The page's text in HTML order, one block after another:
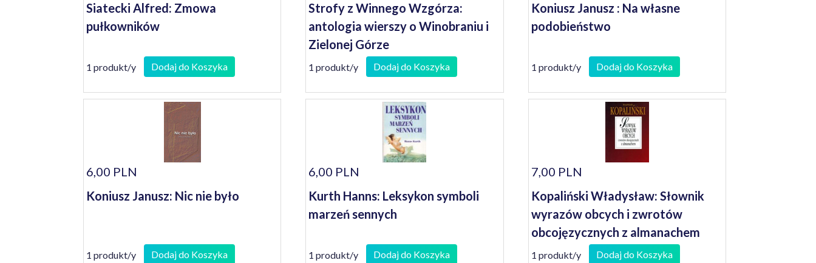
Siatecki Alfred: Zmowa
pułkowników
1 produkt/y Dodaj do Koszyka
Strofy z Winnego Wzgórza:
antologia wierszy o Winobraniu i
Zielonej Górze
1 produkt/y Dodaj do Koszyka
Koniusz Janusz : Na własne
podobieństwo
1 produkt/y Dodaj do Koszyka
6,00 PLN
Koniusz Janusz: Nic nie było
1 produkt/y Dodaj do Koszyka
6,00 PLN
Kurth Hanns: Leksykon symboli
marzeń sennych
1 produkt/y Dodaj do Koszyka
7,00 PLN
Kopaliński Władysław: Słownik
wyrazów obcych i zwrotów
obcojęzycznych z almanachem
1 produkt/y Dodaj do Koszyka